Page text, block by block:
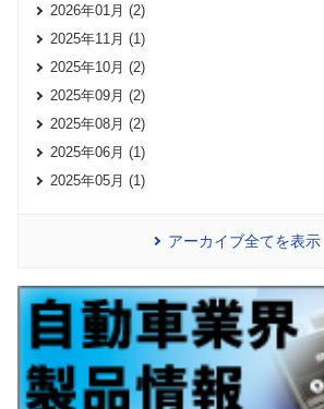
2026年01月 (2)
2025年11月 (1)
2025年10月 (2)
2025年09月 (2)
2025年08月 (2)
2025年06月 (1)
2025年05月 (1)
アーカイブ全てを表示